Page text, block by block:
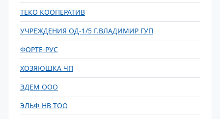
ТЕКО КООПЕРАТИВ
УЧРЕЖДЕНИЯ ОД-1/5 Г.ВЛАДИМИР ГУП
ФОРТЕ-РУС
ХОЗЯЮШКА ЧП
ЭДЕМ ООО
ЭЛЬФ-НВ ТОО